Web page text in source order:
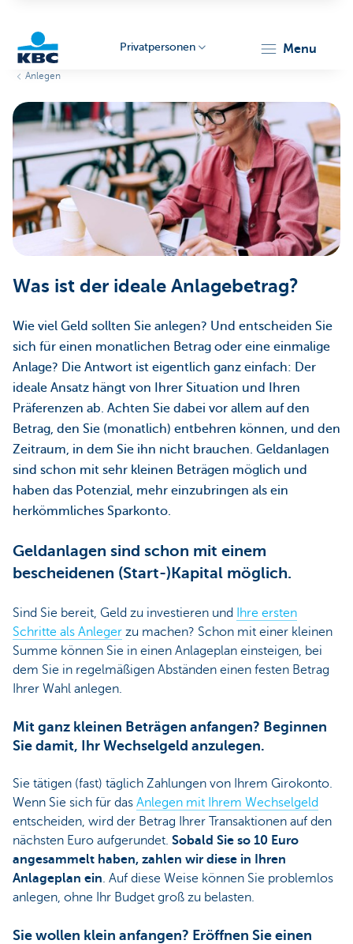
Particulieren
Privatpersonen menu
Anlegen
Was ist der ideale Anlagebetrag?
Wie viel Geld sollten Sie anlegen? Und entscheiden Sie
sich für einen monatlichen Betrag oder eine einmalige
Anlage? Die Antwort ist eigentlich ganz einfach: Der
ideale Ansatz hängt von Ihrer Situation und Ihren
Präferenzen ab. Achten Sie dabei vor allem auf den
Betrag, den Sie (monatlich) entbehren können, und den
Zeitraum, in dem Sie ihn nicht brauchen. Geldanlagen
sind schon mit sehr kleinen Beträgen möglich und
haben das Potenzial, mehr einzubringen als ein
herkömmliches Sparkonto.
Geldanlagen sind schon mit einem
bescheidenen (Start-)Kapital möglich.
Sind Sie bereit, Geld zu investieren und
Ihre ersten
Schritte als Anleger zu machen? Schon mit einer kleinen
Summe können Sie in einen Anlageplan einsteigen, bei
dem Sie in regelmäßigen Abständen einen festen Betrag
Ihrer Wahl anlegen.
Mit ganz kleinen Beträgen anfangen? Beginnen
Sie damit, Ihr Wechselgeld anzulegen.
Sie tätigen (fast) täglich Zahlungen von Ihrem Girokonto.
Wenn Sie sich für das Anlegen mit Ihrem Wechselgeld
entscheiden, wird der Betrag Ihrer Transaktionen auf den
nächsten Euro aufgerundet. Sobald Sie so 10 Euro
angesammelt haben, zahlen wir diese in Ihren
Anlageplan ein. Auf diese Weise können Sie problemlos
anlegen, ohne Ihr Budget groß zu belasten.
Sie wollen klein anfangen? Eröffnen Sie einen